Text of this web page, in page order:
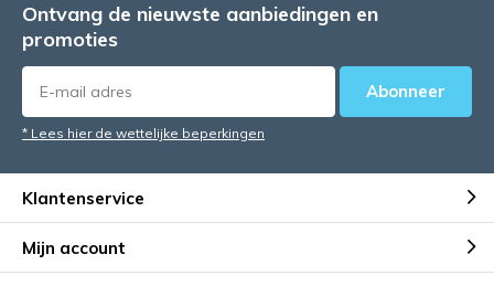
Ontvang de nieuwste aanbiedingen en
promoties
Abonneer
* Lees hier de wettelijke beperkingen
Klantenservice
Mijn account